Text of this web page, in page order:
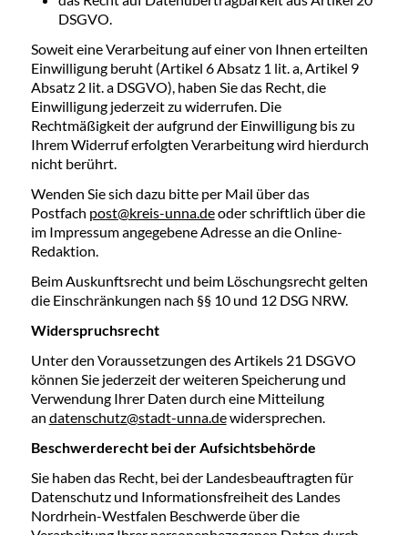
DSGVO.
Soweit eine Verarbeitung auf einer von Ihnen erteilten
Einwilligung beruht (Artikel 6 Absatz 1 lit. a, Artikel 9
Absatz 2 lit. a DSGVO), haben Sie das Recht, die
Einwilligung jederzeit zu widerrufen. Die
Rechtmäßigkeit der aufgrund der Einwilligung bis zu
Ihrem Widerruf erfolgten Verarbeitung wird hierdurch
nicht berührt.
Wenden Sie sich dazu bitte per Mail über das
Postfach post@kreis-unna.deoder schriftlich über die
im Impressum angegebene Adresse an die Online-
Redaktion.
Beim Auskunftsrecht und beim Löschungsrecht gelten
die Einschränkungen nach §§ 10 und 12 DSG NRW.
Widerspruchsrecht
Unter den Voraussetzungen des Artikels 21 DSGVO
können Sie jederzeit der weiteren Speicherung und
Verwendung Ihrer Daten durch eine Mitteilung
an datenschutz@stadt-unna.dewidersprechen.
Beschwerderecht bei der Aufsichtsbehörde
Sie haben das Recht, bei der Landesbeauftragten für
Datenschutz und Informationsfreiheit des Landes
Nordrhein-Westfalen Beschwerde über die